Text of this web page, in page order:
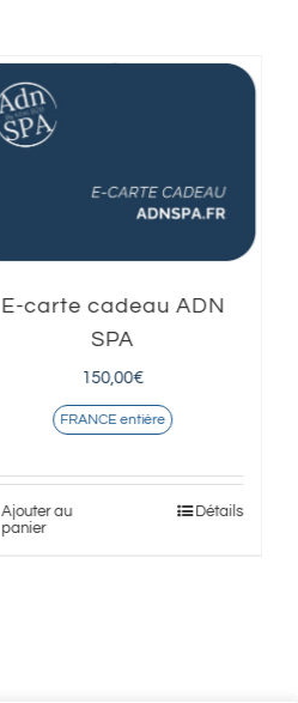
E-carte cadeau ADN
SPA
150,00€
FRANCE entière
Ajouter au
panier
Détails